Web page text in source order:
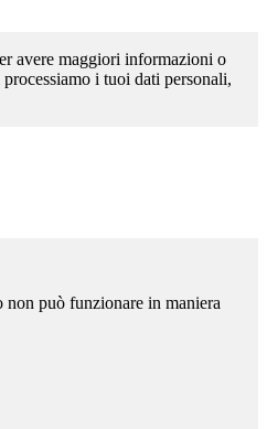
avere maggiori informazioni o
i tuoi dati personali,
può funzionare in maniera